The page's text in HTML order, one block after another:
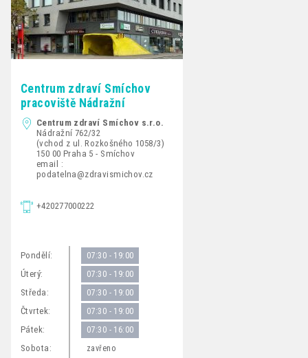
Centrum zdraví Smíchov
pracoviště Nádražní
Centrum zdraví Smíchov s.r.o.
Nádražní 762/32
(vchod z ul. Rozkošného 1058/3)
150 00 Praha 5 - Smíchov
email :
podatelna@zdravismichov.cz
+420277000222
Pondělí: 07:30 - 19:00
Úterý: 07:30 - 19:00
Středa: 07:30 - 19:00
Čtvrtek: 07:30 - 19:00
Pátek: 07:30 - 16:00
Sobota: zavřeno